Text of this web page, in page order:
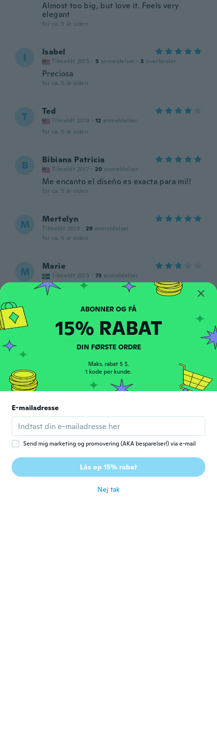
Almost too big, but love it. Feels very
elegant
for ca. 5 år siden
I Isabel
Tilmeldt 2015 · 5 anmeldelser · 3 overførsler
Preciosa
for ca. 5 år siden
T Ted
Tilmeldt 2018 · 12 anmeldelser
for ca. 5 år siden
B Bibiana Patricia
Tilmeldt 2017 · 20 anmeldelser
Me encanto el diseño es exacta para mi!!
for ca. 5 år siden
M Mertelyn
Tilmeldt 2019 · 29 anmeldelser
for ca. 5 år siden
M Marie
Tilmeldt 2015 · 73 anmeldelser
Tog samma storlek jag brukar L. Färgen
stämmer inte in som på bilden. Men
behåller den.
L Louvenson
34
Patrick
Sehr schöner Rock & ist angenehm zu
tragen und passt genau.
for ca. 5 år siden
Sandra
Tilmeldt 2017 173 anmeldelser
15% RABAT
DIN FØRSTE ORDRE
Maks. rabat 5 $.
1 kode per kunde.
E-mailadresse
Send mig marketing og promovering (AKA besparelser!) via e-mail
Lås op 15% rabat
Nej tak